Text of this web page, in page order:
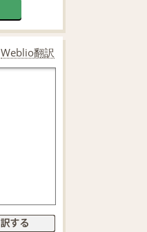
Weblio翻訳